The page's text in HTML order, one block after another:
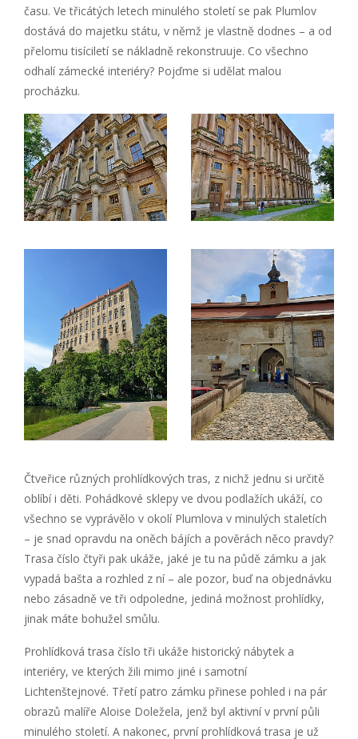
času. Ve třicátých letech minulého století se pak Plumlov
dostává do majetku státu, v němž je vlastně dodnes – a od
přelomu tisíciletí se nákladně rekonstruuje. Co všechno
odhalí zámecké interiéry? Pojďme si udělat malou
procházku.
Čtveřice různých prohlídkových tras, z nichž jednu si určitě
oblíbí i děti. Pohádkové sklepy ve dvou podlažích ukáží, co
všechno se vyprávělo v okolí Plumlova v minulých staletích
– je snad opravdu na oněch bájích a pověrách něco pravdy?
Trasa číslo čtyři pak ukáže, jaké je tu na půdě zámku a jak
vypadá bašta a rozhled z ní – ale pozor, buď na objednávku
nebo zásadně ve tři odpoledne, jediná možnost prohlídky,
jinak máte bohužel smůlu.
Prohlídková trasa číslo tři ukáže historický nábytek a
interiéry, ve kterých žili mimo jiné i samotní
Lichtenštejnové. Třetí patro zámku přinese pohled i na pár
obrazů malíře Aloise Doležela, jenž byl aktivní v první půli
minulého století. A nakonec, první prohlídková trasa je už